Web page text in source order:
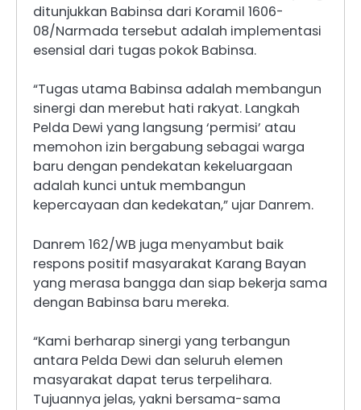
ditunjukkan Babinsa dari Koramil 1606-
08/Narmada tersebut adalah implementasi
esensial dari tugas pokok Babinsa.
​“Tugas utama Babinsa adalah membangun
sinergi dan merebut hati rakyat. Langkah
Pelda Dewi yang langsung ‘permisi’ atau
memohon izin bergabung sebagai warga
baru dengan pendekatan kekeluargaan
adalah kunci untuk membangun
kepercayaan dan kedekatan,” ujar Danrem.
​Danrem 162/WB juga menyambut baik
respons positif masyarakat Karang Bayan
yang merasa bangga dan siap bekerja sama
dengan Babinsa baru mereka.
​“Kami berharap sinergi yang terbangun
antara Pelda Dewi dan seluruh elemen
masyarakat dapat terus terpelihara.
Tujuannya jelas, yakni bersama-sama